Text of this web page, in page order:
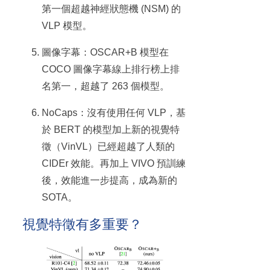
第一個超越神經狀態機 (NSM) 的
VLP 模型。
圖像字幕：OSCAR+B 模型在
COCO 圖像字幕線上排行榜上排
名第一，超越了 263 個模型。
NoCaps：沒有使用任何 VLP，基
於 BERT 的模型加上新的視覺特
徵（VinVL）已經超越了人類的
CIDEr 效能。再加上 VIVO 預訓練
後，效能進一步提高，成為新的
SOTA。
視覺特徵有多重要？